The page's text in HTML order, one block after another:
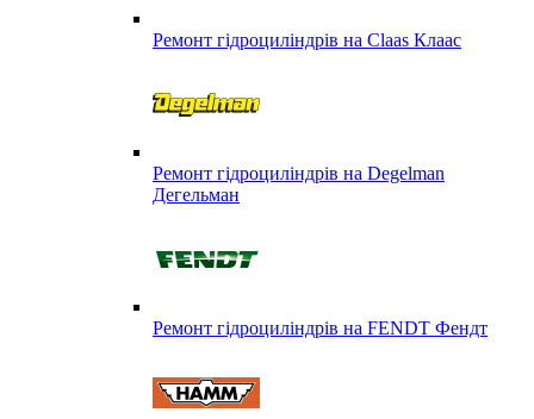
Ремонт гідроциліндрів на Claas Клаас
Ремонт гідроциліндрів на Degelman
Дегельман
Ремонт гідроциліндрів на FENDT Фендт